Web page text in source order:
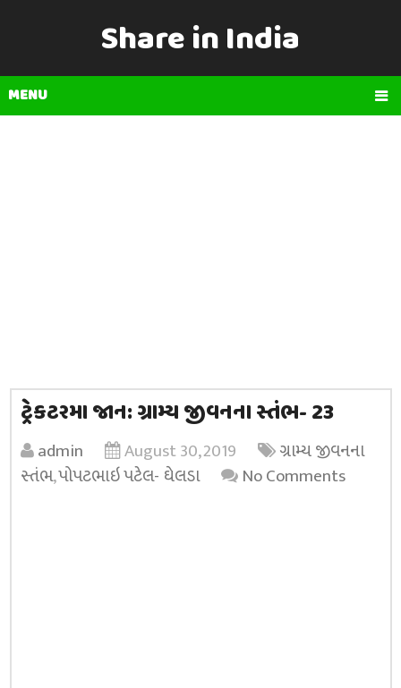
Share in India
MENU
ટ્રેકટરમા જાન: ગ્રામ્ય જીવનના સ્તંભ- 23
admin August 30, 2019
ગ્રામ્ય જીવનના
સ્તંભ,પોપટભાઇ પટેલ- ઘેલડા No Comments